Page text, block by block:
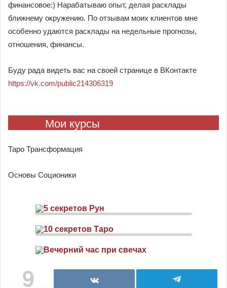
финансовое:) Нарабатываю опыт, делая расклады
ближнему окружению. По отзывам моих клиентов мне
особенно удаются расклады на недельные прогнозы,
отношения, финансы.
Буду рада видеть вас на своей странице в ВКонтакте
https://vk.com/public214306319
Мои курсы
Таро Трансформация
Основы Соционики
9